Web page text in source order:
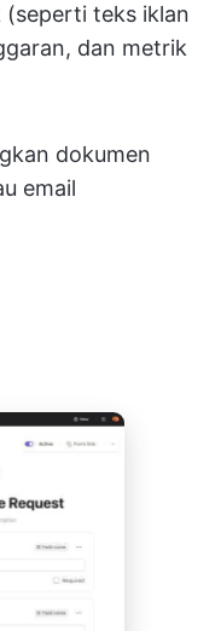
(seperti teks iklan
dan metrik
dokumen
email